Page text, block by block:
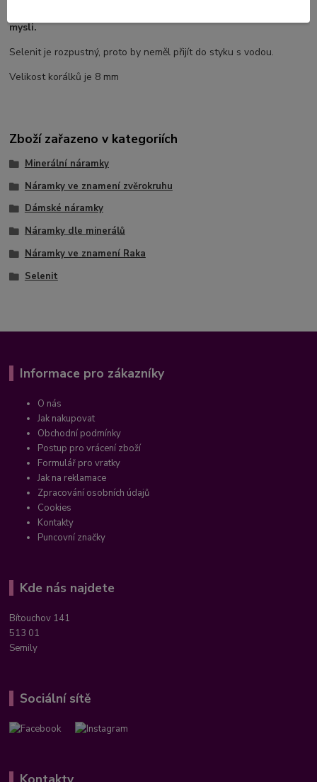
mysli.
Selenit je rozpustný, proto by neměl přijít do styku s vodou.
Velikost korálků je 8 mm
Zboží zařazeno v kategoriích
Minerální náramky
Náramky ve znamení zvěrokruhu
Dámské náramky
Náramky dle minerálů
Náramky ve znamení Raka
Selenit
Informace pro zákazníky
O nás
Jak nakupovat
Obchodní podmínky
Postup pro vrácení zboží
Formulář pro vratky
Jak na reklamace
Zpracování osobních údajů
Cookies
Kontakty
Puncovní značky
Kde nás najdete
Bítouchov 141
513 01
Semily
Sociální sítě